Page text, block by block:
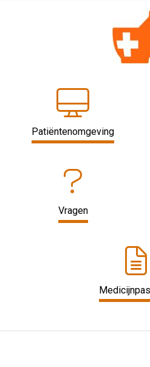
Patiëntenomgeving
Vragen